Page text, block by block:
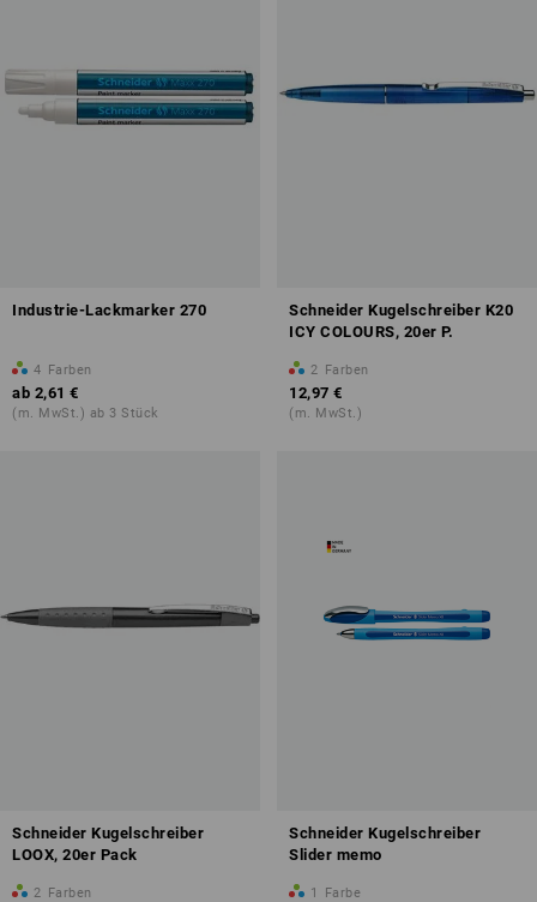
Industrie-Lackmarker 270
4 Farben
ab 2,61 €
(m. MwSt.) ab 3 Stück
Schneider Kugelschreiber K20
ICY COLOURS, 20er P.
2 Farben
12,97 €
(m. MwSt.)
Schneider Kugelschreiber
LOOX, 20er Pack
2 Farben
Schneider Kugelschreiber
Slider memo
1 Farbe